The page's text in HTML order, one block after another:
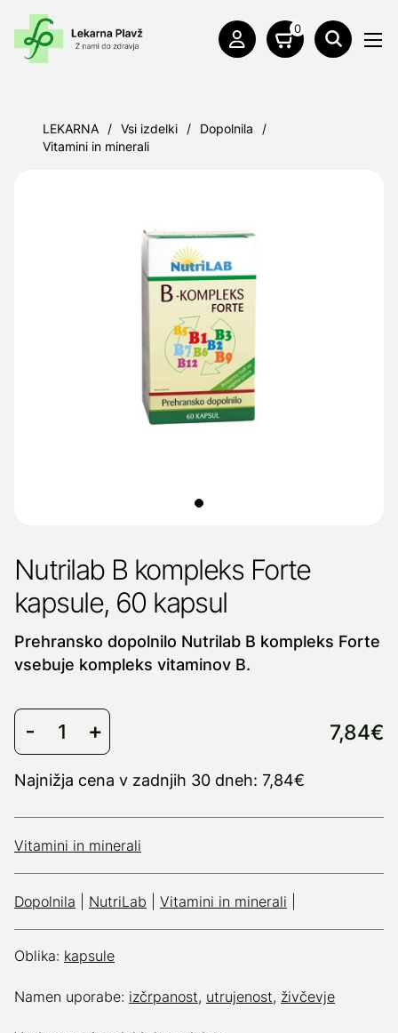
0
LEKARNA / Vsi izdelki / Dopolnila
/
Vitamini in minerali
Nutrilab B kompleks Forte
kapsule, 60 kapsul
Prehransko dopolnilo Nutrilab B kompleks Forte
vsebuje kompleks vitaminov B.
7,84€
Najnižja cena v zadnjih 30 dneh: 7,84€
Vitamini in minerali
Dopolnila NutriLab Vitamini in minerali
Oblika: kapsule
Namen uporabe: izčrpanost, utrujenost, živčevje